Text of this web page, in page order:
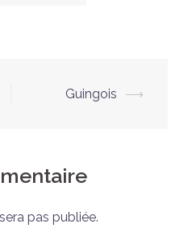
Guingois ⟶
pas publiée.